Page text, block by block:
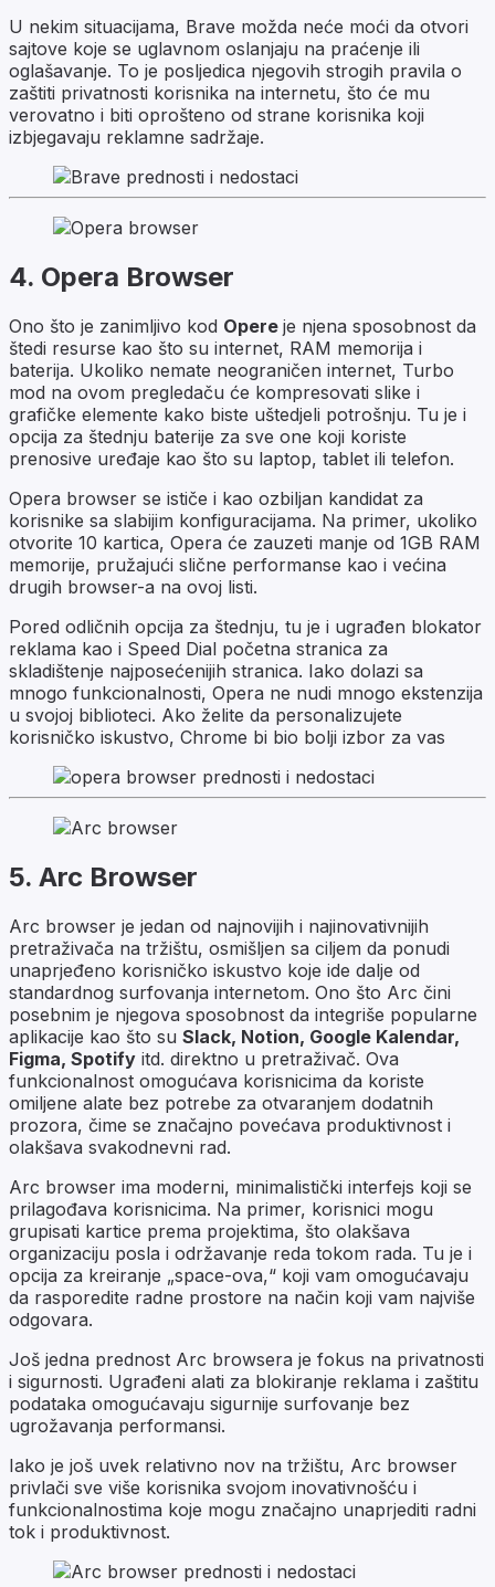
U nekim situacijama, Brave možda neće moći da otvori
sajtove koje se uglavnom oslanjaju na praćenje ili
oglašavanje. To je posljedica njegovih strogih pravila o
zaštiti privatnosti korisnika na internetu, što će mu
verovatno i biti oprošteno od strane korisnika koji
izbjegavaju reklamne sadržaje.
4. Opera Browser
Ono što je zanimljivo kod Opere je njena sposobnost da
štedi resurse kao što su internet, RAM memorija i
baterija. Ukoliko nemate neograničen internet, Turbo
mod na ovom pregledaču će kompresovati slike i
grafičke elemente kako biste uštedjeli potrošnju. Tu je i
opcija za štednju baterije za sve one koji koriste
prenosive uređaje kao što su laptop, tablet ili telefon.
Opera browser se ističe i kao ozbiljan kandidat za
korisnike sa slabijim konfiguracijama. Na primer, ukoliko
otvorite 10 kartica, Opera će zauzeti manje od 1GB RAM
memorije, pružajući slične performanse kao i većina
drugih browser-a na ovoj listi.
Pored odličnih opcija za štednju, tu je i ugrađen blokator
reklama kao i Speed Dial početna stranica za
skladištenje najposećenijih stranica. Iako dolazi sa
mnogo funkcionalnosti, Opera ne nudi mnogo ekstenzija
u svojoj biblioteci. Ako želite da personalizujete
korisničko iskustvo, Chrome bi bio bolji izbor za vas
5. Arc Browser
Arc browser je jedan od najnovijih i najinovativnijih
pretraživača na tržištu, osmišljen sa ciljem da ponudi
unaprjeđeno korisničko iskustvo koje ide dalje od
standardnog surfovanja internetom. Ono što Arc čini
posebnim je njegova sposobnost da integriše popularne
aplikacije kao što su Slack, Notion, Google Kalendar,
Figma, Spotify itd. direktno u pretraživač. Ova
funkcionalnost omogućava korisnicima da koriste
omiljene alate bez potrebe za otvaranjem dodatnih
prozora, čime se značajno povećava produktivnost i
olakšava svakodnevni rad.
Arc browser ima moderni, minimalistički interfejs koji se
prilagođava korisnicima. Na primer, korisnici mogu
grupisati kartice prema projektima, što olakšava
organizaciju posla i održavanje reda tokom rada. Tu je i
opcija za kreiranje „space-ova,“ koji vam omogućavaju
da rasporedite radne prostore na način koji vam najviše
odgovara.
Još jedna prednost Arc browsera je fokus na privatnosti
i sigurnosti. Ugrađeni alati za blokiranje reklama i zaštitu
podataka omogućavaju sigurnije surfovanje bez
ugrožavanja performansi.
Iako je još uvek relativno nov na tržištu, Arc browser
privlači sve više korisnika svojom inovativnošću i
funkcionalnostima koje mogu značajno unaprjediti radni
tok i produktivnost.